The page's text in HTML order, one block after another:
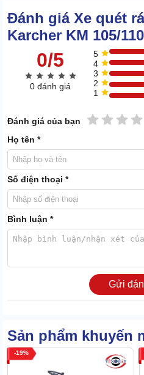
trợ việc vệ sinh.
Thùng đựng rác siêu khủng
Thùng chứa của máy siêu rộng,
ngày bạn chỉ cần xả thải 1 lần,
nhiều dòng máy cỡ nhỏ.
Làm sạch nhanh, hiệu suất
Thiết bị có độ rộng làm việc gần
Tạo lực ma sát tốt nên giúp dọn
Đánh giá Xe quét
Karcher KM 105/
0/5
0 đánh giá
5
4
3
2
1
Đánh giá của bạn 4
3
2 sao
1 sao
Họ tên *
Số điện thoại *
Bình luận *
Gửi
Sản phẩm khuyến
19